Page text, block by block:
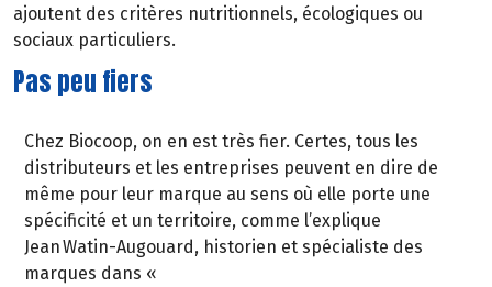
ajoutent des critères nutritionnels, écologiques ou
sociaux particuliers.
Pas peu fiers
Chez Biocoop, on en est très fier. Certes, tous les
distributeurs et les entreprises peuvent en dire de
même pour leur marque au sens où elle porte une
spécificité et un territoire, comme l’explique
Jean Watin-Augouard, historien et spécialiste des
marques dans «